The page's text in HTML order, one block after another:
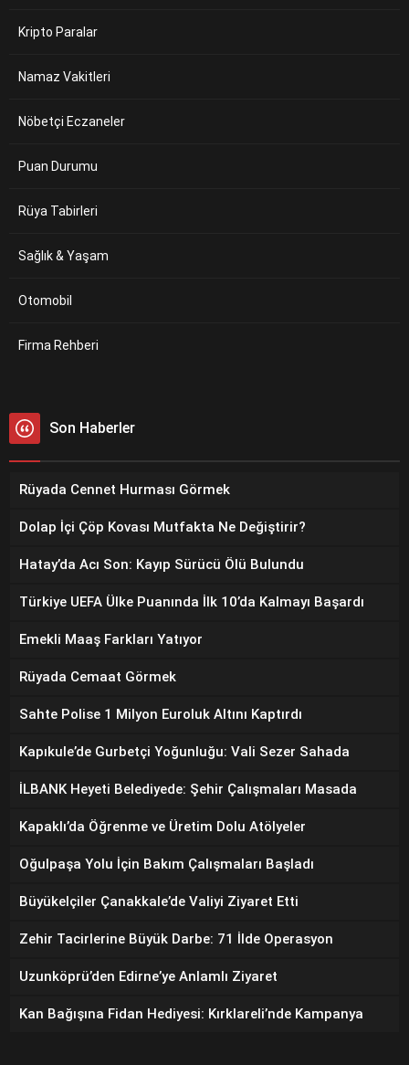
Kripto Paralar
Namaz Vakitleri
Nöbetçi Eczaneler
Puan Durumu
Rüya Tabirleri
Sağlık & Yaşam
Otomobil
Firma Rehberi
Son Haberler
Rüyada Cennet Hurması Görmek
Dolap İçi Çöp Kovası Mutfakta Ne Değiştirir?
Hatay’da Acı Son: Kayıp Sürücü Ölü Bulundu
Türkiye UEFA Ülke Puanında İlk 10’da Kalmayı Başardı
Emekli Maaş Farkları Yatıyor
Rüyada Cemaat Görmek
Sahte Polise 1 Milyon Euroluk Altını Kaptırdı
Kapıkule’de Gurbetçi Yoğunluğu: Vali Sezer Sahada
İLBANK Heyeti Belediyede: Şehir Çalışmaları Masada
Kapaklı’da Öğrenme ve Üretim Dolu Atölyeler
Oğulpaşa Yolu İçin Bakım Çalışmaları Başladı
Büyükelçiler Çanakkale’de Valiyi Ziyaret Etti
Zehir Tacirlerine Büyük Darbe: 71 İlde Operasyon
Uzunköprü’den Edirne’ye Anlamlı Ziyaret
Kan Bağışına Fidan Hediyesi: Kırklareli’nde Kampanya